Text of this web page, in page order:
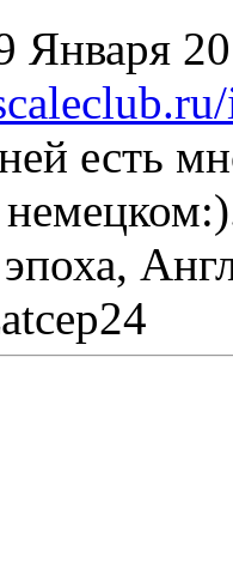
Января
есть